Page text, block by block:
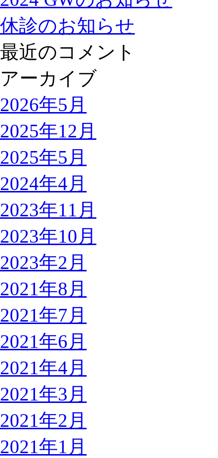
休診のお知らせ
最近のコメント
アーカイブ
2026年5月
2025年12月
2025年5月
2024年4月
2023年11月
2023年10月
2023年2月
2021年8月
2021年7月
2021年6月
2021年4月
2021年3月
2021年2月
2021年1月